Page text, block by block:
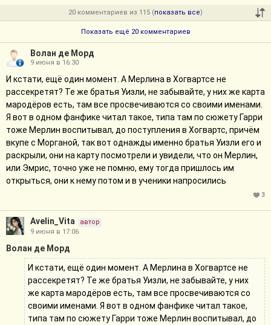
20 комментариев из 115 (показать все)
Показать ещё 20 комментариев
Волан де Морд
9 июня в 16:30
И кстати, ещё один момент. А Мерлина в Хогвартсе не
рассекретят? Те же братья Уизли, не забывайте, у них же карта
мародёров есть, там все просвечиваются со своими именами.
Я вот в одном фанфике читал такое, типа там по сюжету Гарри
тоже Мерлин воспитывал, до поступления в Хогвартс, причём
вкупе с Морганой, так вот однажды именно братья Уизли его и
раскрыли, они на карту посмотрели и увидели, что он Мерлин,
или Эмрис, точно уже не помню, ему тогда пришлось им
открыться, они к нему потом и в ученики напросились
3
Avelin_Vita
автор
9 июня в 17:06
Волан де Морд
И кстати, ещё один момент. А Мерлина в Хогвартсе не
рассекретят? Те же братья Уизли, не забывайте, у них
же карта мародёров есть, там все просвечиваются со
своими именами. Я вот в одном фанфике читал такое,
типа там по сюжету Гарри тоже Мерлин воспитывал, до